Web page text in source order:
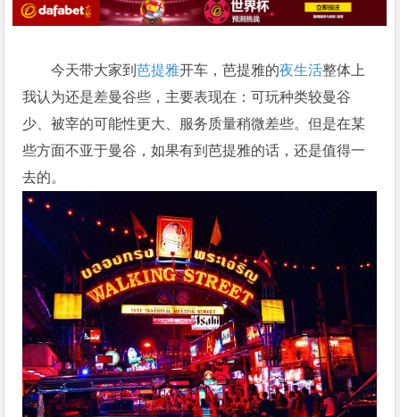
今天带大家到芭提雅开车，芭提雅的夜生活整体上
我认为还是差曼谷些，主要表现在：可玩种类较曼谷
少、被宰的可能性更大、服务质量稍微差些。但是在某
些方面不亚于曼谷，如果有到芭提雅的话，还是值得一
去的。